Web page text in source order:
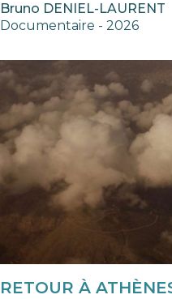
Bruno DENIEL-LAURENT
Documentaire - 2026
RETOUR À